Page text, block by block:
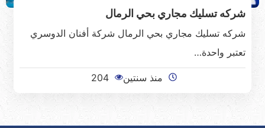
شركه تسليك مجاري بحي الرمال
شركه تسليك مجاري بحي الرمال شركة أفنان الدوسري
تعتبر واحدة…
منذ سنتين 204